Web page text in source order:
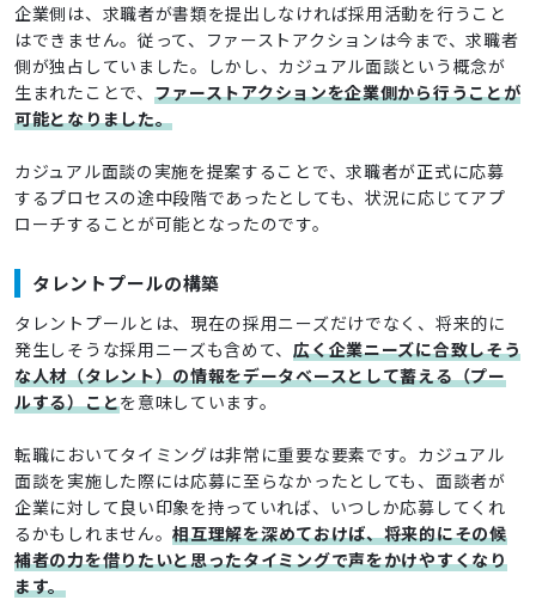
企業側は、求職者が書類を提出しなければ採用活動を行うこと
はできません。従って、ファーストアクションは今まで、求職者
側が独占していました。しかし、カジュアル面談という概念が
生まれたことで、 ファーストアクションを企業側から行うことが
可能となりました。
カジュアル面談の実施を提案することで、求職者が正式に応募
するプロセスの途中段階であったとしても、状況に応じてアプ
ローチすることが可能となったのです。
タレントプールの構築
タレントプールとは、現在の採用ニーズだけでなく、将来的に
発生しそうな採用ニーズも含めて、広く企業ニーズに合致しそう
な人材（タレント）の情報をデータベースとして蓄える（プー
ルする）ことを意味しています。
転職においてタイミングは非常に重要な要素です。カジュアル
面談を実施した際には応募に至らなかったとしても、面談者が
企業に対して良い印象を持っていれば、いつしか応募してくれ
るかもしれません。相互理解を深めておけば、将来的にその候
補者の力を借りたいと思ったタイミングで声をかけやすくなり
ます。